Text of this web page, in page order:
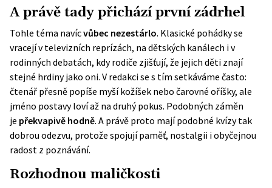
A právě tady přichází první zádrhel
Tohle téma navícvůbec nezestárlo. Klasické pohádky se
vracejí v televizních reprízách, na dětských kanálech i v
rodinných debatách, kdy rodiče zjišťují, že jejich děti znají
stejné hrdiny jako oni. V redakci se s tím setkáváme často:
čtenář přesně popíše myší kožíšek nebo čarovné oříšky, ale
jméno postavy loví až na druhý pokus. Podobných záměn
je překvapivě hodně. A právě proto mají podobné kvízy tak
dobrou odezvu, protože spojují paměť, nostalgii i obyčejnou
radost z poznávání.
Rozhodnou maličkosti